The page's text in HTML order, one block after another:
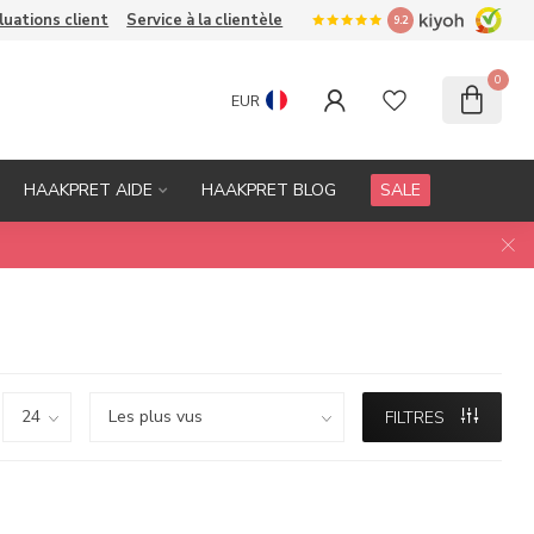
client Service à la clientèle 9.2
EUR
0
HAAKPRET AIDE HAAKPRET BLOG SALE
FILTRES